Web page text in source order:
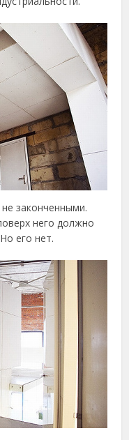
законченными.
него должно
его нет.